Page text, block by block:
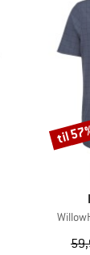
Artikel
Rabat
til